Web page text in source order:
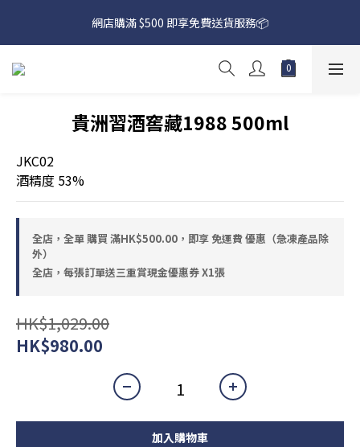
網店購滿 $500 即享免費送貨服務📦
網店購滿 $500 即享免費送貨服務📦
下載【偉成洋酒】手機應用程式，無條件送你高達$80買酒現金劵
網店購滿 $500 即享免費送貨服務📦
貴洲習酒窖藏1988 500ml
JKC02
酒精度 53%
全店，全單 購買 滿HK$500.00，即享 免運費 優惠（急凍產品除
外）
全店，每張訂單送三重賞現金優惠券 X1張
HK$1,029.00
HK$980.00
加入購物車